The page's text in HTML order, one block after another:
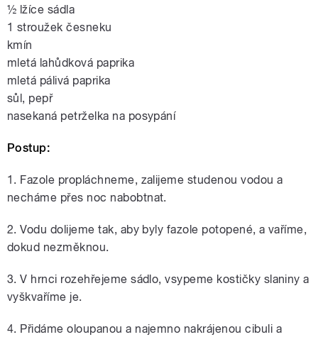
½ lžíce sádla
1 stroužek česneku
kmín
mletá lahůdková paprika
mletá pálivá paprika
sůl, pepř
nasekaná petrželka na posypání
Postup:
1. Fazole propláchneme, zalijeme studenou vodou a
necháme přes noc nabobtnat.
2. Vodu dolijeme tak, aby byly fazole potopené, a vaříme,
dokud nezměknou.
3. V hrnci rozehřejeme sádlo, vsypeme kostičky slaniny a
vyškvaříme je.
4. Přidáme oloupanou a najemno nakrájenou cibuli a